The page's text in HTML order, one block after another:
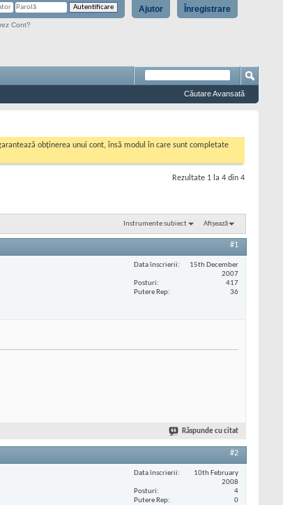
Înregistrare
Ajutor
Cont?
Căutare Avansată
obținerea unui cont, însă modul în care sunt completate
Rezultate 1 la 4 din 4
Instrumente subiect Afișează
#1
Data înscrierii
15th December
2007
Posturi
417
Putere Rep
36
Răspunde cu citat
#2
Data înscrierii
10th February
2008
Posturi
4
Putere Rep
0